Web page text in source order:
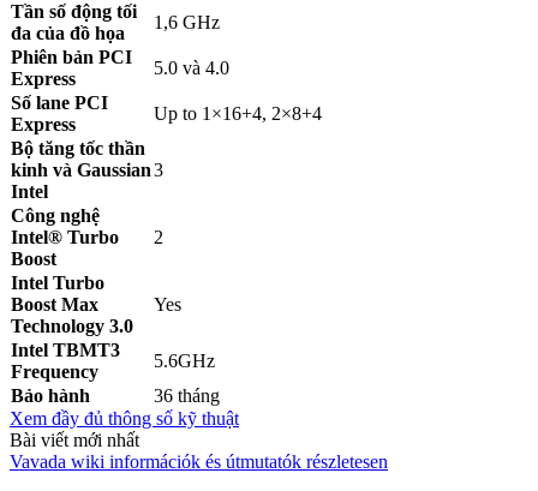
Tần số động tối
đa của đồ họa
1,6 GHz
Phiên bản PCI
Express
5.0 và 4.0
Số lane PCI
Express
Up to 1×16+4, 2×8+4
Bộ tăng tốc thần
kinh và Gaussian
Intel
3
Công nghệ
Intel® Turbo
Boost
2
Intel Turbo
Boost Max
Technology 3.0
Yes
Intel TBMT3
Frequency
5.6GHz
Bảo hành
36 tháng
Xem đầy đủ thông số kỹ thuật
Bài viết mới nhất
Vavada wiki információk és útmutatók részletesen